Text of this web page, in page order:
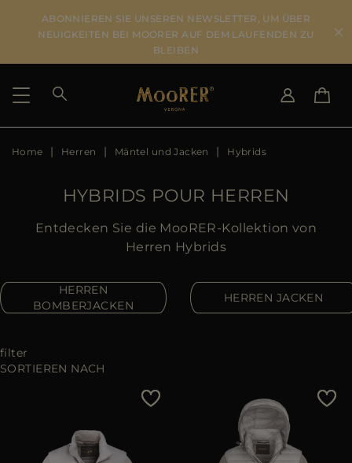
ABONNIEREN SIE UNSEREN NEWSLETTER, UM ÜBER
NEUIGKEITEN BEI MOORER AUF DEM LAUFENDEN ZU
BLEIBEN
LIEFERLAND
DE
US
GB
WEITERE LÄNDER
SPRACHE WÄHLEN
Home Herren Mäntel und Jacken Hybrids
HYBRIDS POUR HERREN
Entdecken Sie die MooRER-Kollektion von
Herren Hybrids
HERREN
BOMBERJACKEN
HERREN JACKEN
filter
SORTIEREN NACH
Preis - niedrig zu hoch
Preis - hoch zu niedrig